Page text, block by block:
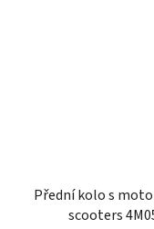
Přední kolo s
scooters